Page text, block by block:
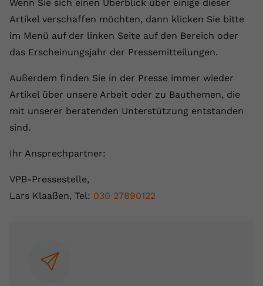
Wenn Sie sich einen Überblick über einige dieser
Artikel verschaffen möchten, dann klicken Sie bitte
im Menü auf der linken Seite auf den Bereich oder
das Erscheinungsjahr der Pressemitteilungen.
Außerdem finden Sie in der Presse immer wieder
Artikel über unsere Arbeit oder zu Bauthemen, die
mit unserer beratenden Unterstützung entstanden
sind.
Ihr Ansprechpartner:
VPB-Pressestelle,
Lars Klaaßen, Tel: 030 27890122